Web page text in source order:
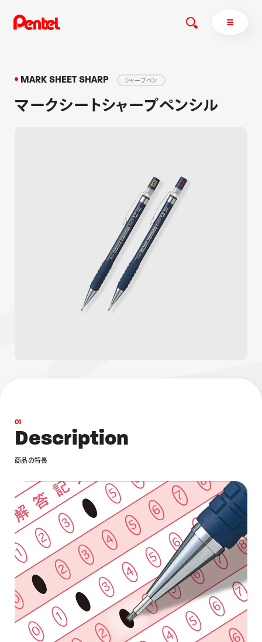
商品を探す
シャープペン
ブラッシュ（筆）
画材
その他
ぺんてるについてトップ
運営会社
MARK SHEET SHARP シャープペン
マークシートシャープペンシル
01
Description
商品の特長